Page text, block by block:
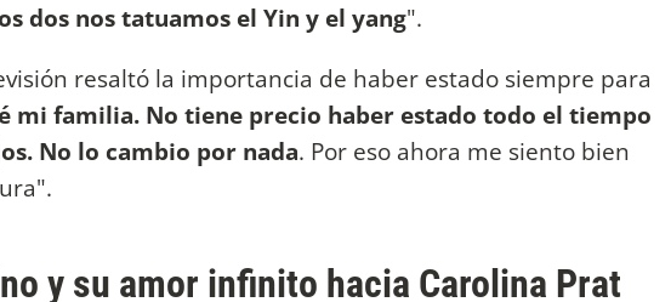
dos nos tatuamos el Yin y el yang".
resaltó la importancia de haber estado siempre para
mi familia. No tiene precio haber estado todo el tiempo
No lo cambio por nada. Por eso ahora me siento bien
y su amor infinito hacia Carolina Prat